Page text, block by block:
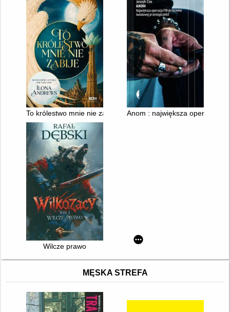
To królestwo mnie nie zabije Anom : największa operacja
Wilcze prawo
MĘSKA STREFA